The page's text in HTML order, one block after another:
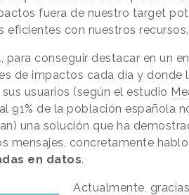
fuera de nuestro target
eficientes con nuestros recursos.
, para conseguir destacar en un
de impactos cada día y donde
usuarios (según el estudio
, al 91% de la población española
una solución que ha
mensajes, concretamente
en datos.
Actualmente,